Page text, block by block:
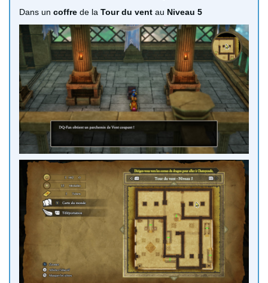
Dans un coffre de la Tour du vent au Niveau 5